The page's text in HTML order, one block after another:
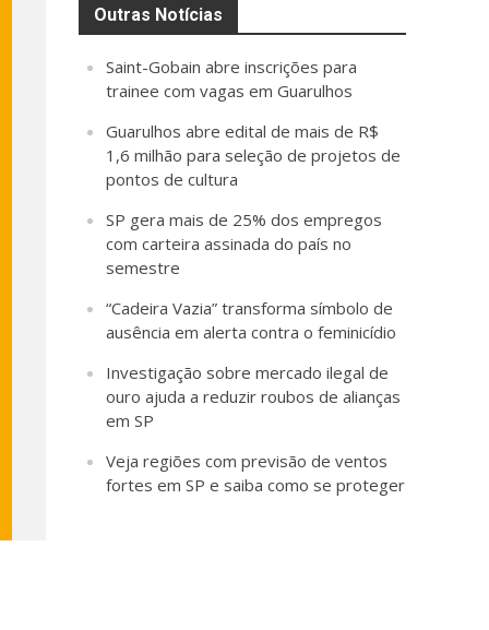
Outras Notícias
Saint-Gobain abre inscrições para
trainee com vagas em Guarulhos
Guarulhos abre edital de mais de R$
1,6 milhão para seleção de projetos de
pontos de cultura
SP gera mais de 25% dos empregos
com carteira assinada do país no
semestre
“Cadeira Vazia” transforma símbolo de
ausência em alerta contra o feminicídio
Investigação sobre mercado ilegal de
ouro ajuda a reduzir roubos de alianças
em SP
Veja regiões com previsão de ventos
fortes em SP e saiba como se proteger